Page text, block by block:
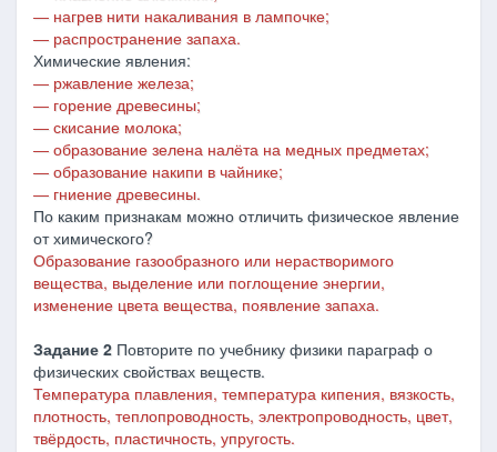
― нагрев нити накаливания в лампочке;
― распространение запаха.
Химические явления:
― ржавление железа;
― горение древесины;
― скисание молока;
― образование зелена налёта на медных предметах;
― образование накипи в чайнике;
― гниение древесины.
По каким признакам можно отличить физическое явление
от химического?
Образование газообразного или нерастворимого
вещества, выделение или поглощение энергии,
изменение цвета вещества, появление запаха.
Задание 2 Повторите по учебнику физики параграф о
физических свойствах веществ.
Температура плавления, температура кипения, вязкость,
плотность, теплопроводность, электропроводность, цвет,
твёрдость, пластичность, упругость.